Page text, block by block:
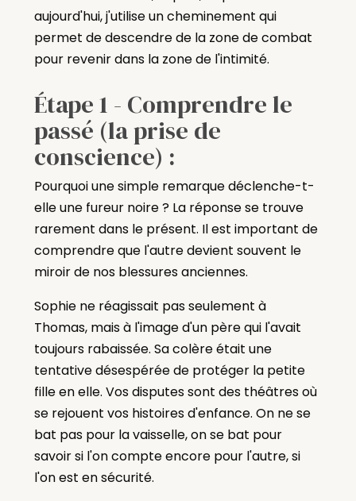
aujourd'hui, j'utilise un cheminement qui
permet de descendre de la zone de combat
pour revenir dans la zone de l'intimité.
Étape 1 - Comprendre le
passé (la prise de
conscience) :
Pourquoi une simple remarque déclenche-t-
elle une fureur noire ? La réponse se trouve
rarement dans le présent. Il est important de
comprendre que l'autre devient souvent le
miroir de nos blessures anciennes.
Sophie ne réagissait pas seulement à
Thomas, mais à l'image d'un père qui l'avait
toujours rabaissée. Sa colère était une
tentative désespérée de protéger la petite
fille en elle. Vos disputes sont des théâtres où
se rejouent vos histoires d'enfance. On ne se
bat pas pour la vaisselle, on se bat pour
savoir si l'on compte encore pour l'autre, si
l'on est en sécurité.